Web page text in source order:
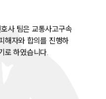
사 팀은 교통사고구속
해자와 합의를 진행하
로 하였습니다.